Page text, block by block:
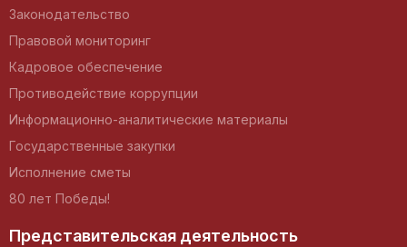
Законодательство
Правовой мониторинг
Кадровое обеспечение
Противодействие коррупции
Информационно-аналитические материалы
Государственные закупки
Исполнение сметы
80 лет Победы!
Представительская деятельность